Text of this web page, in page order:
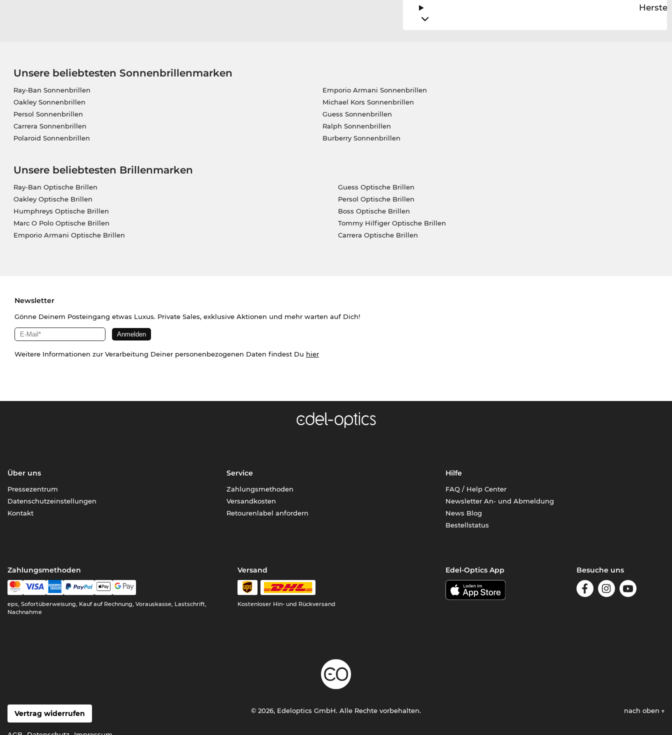
Unsere beliebtesten Sonnenbrillenmarken
Ray-Ban Sonnenbrillen
Oakley Sonnenbrillen
Persol Sonnenbrillen
Carrera Sonnenbrillen
Polaroid Sonnenbrillen
Emporio Armani Sonnenbrillen
Michael Kors Sonnenbrillen
Guess Sonnenbrillen
Ralph Sonnenbrillen
Burberry Sonnenbrillen
Unsere beliebtesten Brillenmarken
Ray-Ban Optische Brillen
Oakley Optische Brillen
Humphreys Optische Brillen
Marc O Polo Optische Brillen
Emporio Armani Optische Brillen
Guess Optische Brillen
Persol Optische Brillen
Boss Optische Brillen
Tommy Hilfiger Optische Brillen
Carrera Optische Brillen
Newsletter
Gönne Deinem Posteingang etwas Luxus. Private Sales, exklusive Aktionen und mehr warten auf Dich!
Weitere Informationen zur Verarbeitung Deiner personenbezogenen Daten findest Du hier
Über uns
Pressezentrum
Datenschutzeinstellungen
Kontakt
Service
Zahlungsmethoden
Versandkosten
Retourenlabel anfordern
Hilfe
FAQ / Help Center
Newsletter An- und Abmeldung
News Blog
Bestellstatus
Zahlungsmethoden
eps, Sofortüberweisung, Kauf auf Rechnung, Vorauskasse, Lastschrift,
Nachnahme
Versand
Kostenloser Hin- und Rückversand
Edel-Optics App Besuche uns
Vertrag widerrufen © 2026, Edeloptics GmbH. Alle Rechte vorbehalten. nach oben